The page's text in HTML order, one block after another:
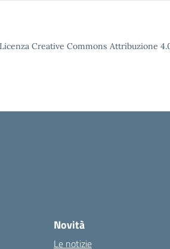
Creative Commons Attribuzione
Novità
Le notizie